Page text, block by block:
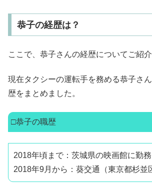
恭子の経歴は？
ここで、恭子さんの経歴についてご紹介
現在タクシーの運転手を務める恭子さ
歴をまとめました。
□恭子の職歴
2018年頃まで：茨城県の映画館に勤務
2018年9月から：葵交通（東京都杉並